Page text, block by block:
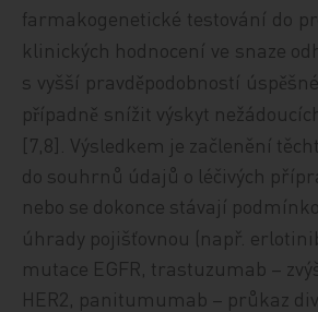
farmakogenetické testování do
klinických hodnocení ve snaze
s vyšší pravděpodobností úspěšné
případně snížit výskyt
[7,8]. Výsledkem je začlenění
do souhrnů údajů o léčivých
nebo se dokonce stávají
úhrady pojišťovnou (např.
mutace EGFR, trastuzumab –
HER2, panitumumab – průkaz